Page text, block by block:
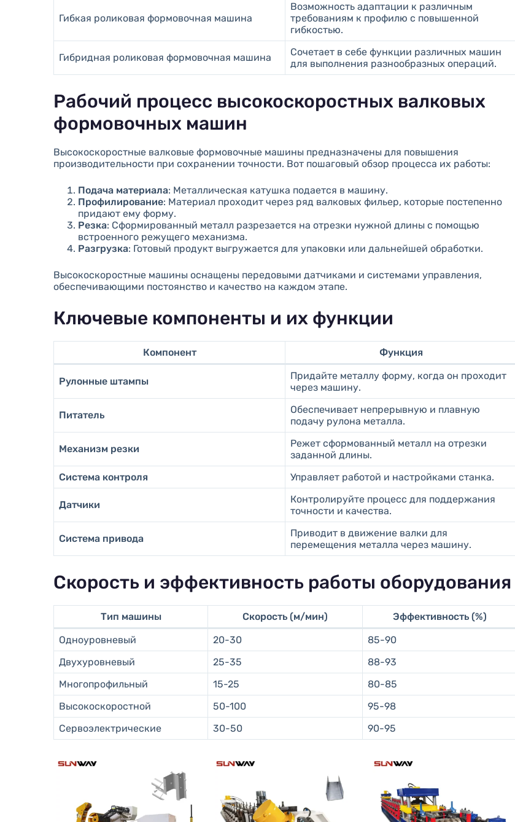
Гибкая роликовая формовочная машина
Возможность адаптации к различным
требованиям к профилю с повышенной
гибкостью.
Гибридная роликовая формовочная машина
Сочетает в себе функции различных машин
для выполнения разнообразных операций.
Рабочий процесс высокоскоростных валковых
формовочных машин
Высокоскоростные валковые формовочные машины предназначены для повышения
производительности при сохранении точности. Вот пошаговый обзор процесса их работы:
Подача материала: Металлическая катушка подается в машину.
Профилирование: Материал проходит через ряд валковых фильер, которые постепенно
придают ему форму.
Резка: Сформированный металл разрезается на отрезки нужной длины с помощью
встроенного режущего механизма.
Разгрузка: Готовый продукт выгружается для упаковки или дальнейшей обработки.
Высокоскоростные машины оснащены передовыми датчиками и системами управления,
обеспечивающими постоянство и качество на каждом этапе.
Ключевые компоненты и их функции
Компонент Функция
Рулонные штампы
Придайте металлу форму, когда он проходит
через машину.
Питатель
Обеспечивает непрерывную и плавную
подачу рулона металла.
Механизм резки
Режет сформованный металл на отрезки
заданной длины.
Система контроля
Управляет работой и настройками станка.
Датчики
Контролируйте процесс для поддержания
точности и качества.
Система привода
Приводит в движение валки для
перемещения металла через машину.
Скорость и эффективность работы оборудования
Тип машины Скорость (м/мин)
Эффективность (%)
Одноуровневый
20-30
85-90
Двухуровневый
25-35
88-93
Многопрофильный
15-25
80-85
Высокоскоростной
50-100
95-98
Сервоэлектрические
30-50 90-95